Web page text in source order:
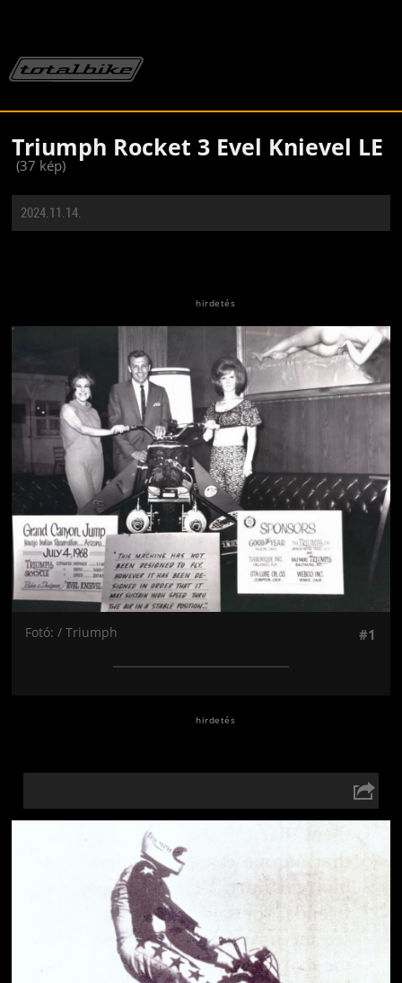
Triumph Rocket 3 Evel Knievel LE
(37 kép)
2024.11.14.
Jön még kép!
Fotó: / Triumph #1
Jön még kép!